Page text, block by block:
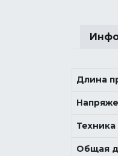
Длина
Общая